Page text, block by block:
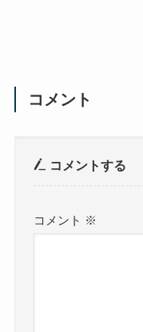
コメント
コメントする
コメント ※